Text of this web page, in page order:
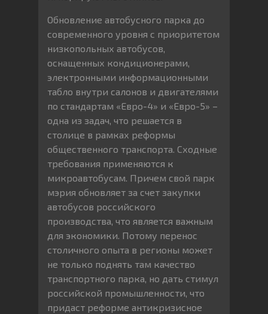
Обновление автобусного парка до
современного уровня с приоритетом
низкопольных автобусов,
оснащенных кондиционерами,
электронными информационными
табло внутри салонов и двигателями
по стандартам «Евро-4» и «Евро-5» –
одна из задач, что решается в
столице в рамках реформы
общественного транспорта. Сходные
требования применяются к
микроавтобусам. Причем свой парк
мэрия обновляет за счет закупки
автобусов российского
производства, что является важным
для экономики. Потому перенос
столичного опыта в регионы может
не только поднять там качество
транспортного парка, но дать стимул
российской промышленности, что
придаст реформе антикризисное